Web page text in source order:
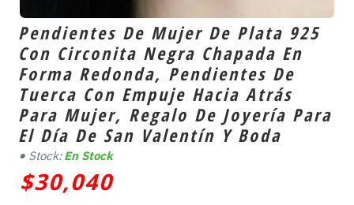
Pendientes De Mujer De Plata 925
Con Circonita Negra Chapada En
Forma Redonda, Pendientes De
Tuerca Con Empuje Hacia Atrás
Para Mujer, Regalo De Joyería Para
El Día De San Valentín Y Boda
$30,040
Stock: En Stock